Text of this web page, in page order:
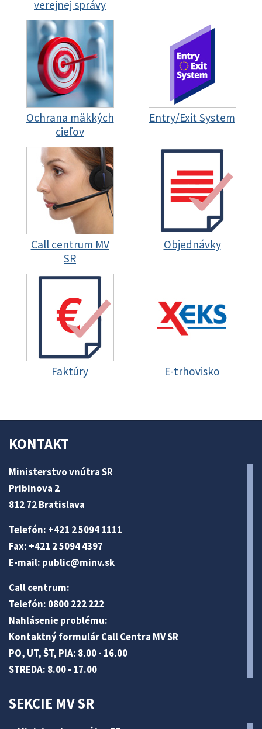
verejnej správy
Ochrana mäkkých
cieľov
Entry/Exit System
Call centrum MV
SR
Objednávky
Faktúry E-trhovisko
KONTAKT
Ministerstvo vnútra SR
Pribinova 2
812 72 Bratislava
Telefón: +421 2 5094 1111
Fax: +421 2 5094 4397
E-mail: public@minv.sk
Call centrum:
Telefón: 0800 222 222
Nahlásenie problému:
Kontaktný formulár Call Centra MV SR
PO, UT, ŠT, PIA: 8.00 - 16.00
STREDA: 8.00 - 17.00
SEKCIE MV SR